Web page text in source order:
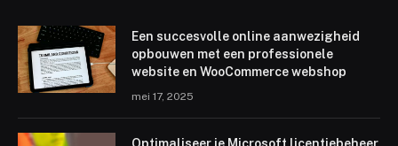
Een succesvolle online aanwezigheid
opbouwen met een professionele
website en WooCommerce webshop
mei 17, 2025